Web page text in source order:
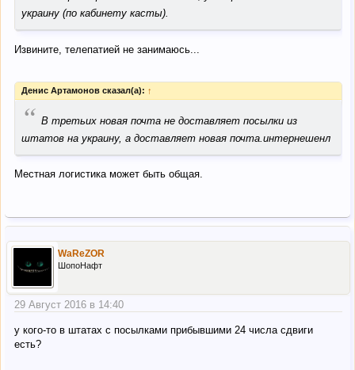
украину (по кабинету касты).
Извините, телепатией не занимаюсь...
Денис Артамонов сказал(а): ↑
“ В третьих новая почта не доставляет посылки из
штатов на украину, а доставляет новая почта.интернешенл
Местная логистика может быть общая.
WaReZOR
ШопоНафт
29 Август 2016 в 14:40
у кого-то в штатах с посылками прибывшими 24 числа сдвиги
есть?